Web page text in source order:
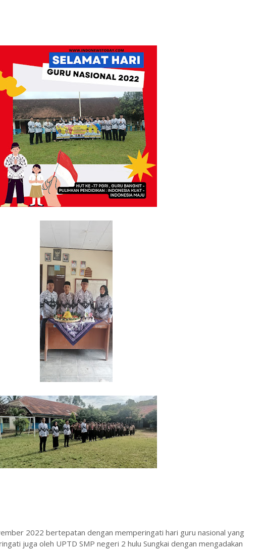
2022 bertepatan dengan memperingati hari guru nasional yang
juga oleh UPTD SMP negeri 2 hulu Sungkai dengan mengadakan